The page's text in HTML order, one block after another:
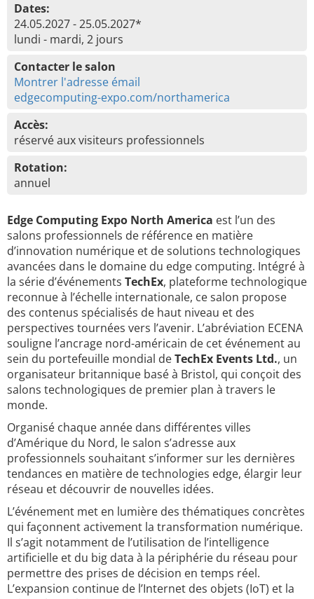
Dates:
24.05.2027 - 25.05.2027*
lundi - mardi, 2 jours
Contacter le salon
Montrer l'adresse émail
edgecomputing-expo.com/northamerica
Accès:
réservé aux visiteurs professionnels
Rotation:
annuel
Edge Computing Expo North America est l’un des
salons professionnels de référence en matière
d’innovation numérique et de solutions technologiques
avancées dans le domaine du edge computing. Intégré à
la série d’événements TechEx, plateforme technologique
reconnue à l’échelle internationale, ce salon propose
des contenus spécialisés de haut niveau et des
perspectives tournées vers l’avenir. L’abréviation ECENA
souligne l’ancrage nord-américain de cet événement au
sein du portefeuille mondial deTechEx Events Ltd., un
organisateur britannique basé à Bristol, qui conçoit des
salons technologiques de premier plan à travers le
monde.
Organisé chaque année dans différentes villes
d’Amérique du Nord, le salon s’adresse aux
professionnels souhaitant s’informer sur les dernières
tendances en matière de technologies edge, élargir leur
réseau et découvrir de nouvelles idées.
L’événement met en lumière des thématiques concrètes
qui façonnent activement la transformation numérique.
Il s’agit notamment de l’utilisation de l’intelligence
artificielle et du big data à la périphérie du réseau pour
permettre des prises de décision en temps réel.
L’expansion continue de l’Internet des objets (IoT) et la